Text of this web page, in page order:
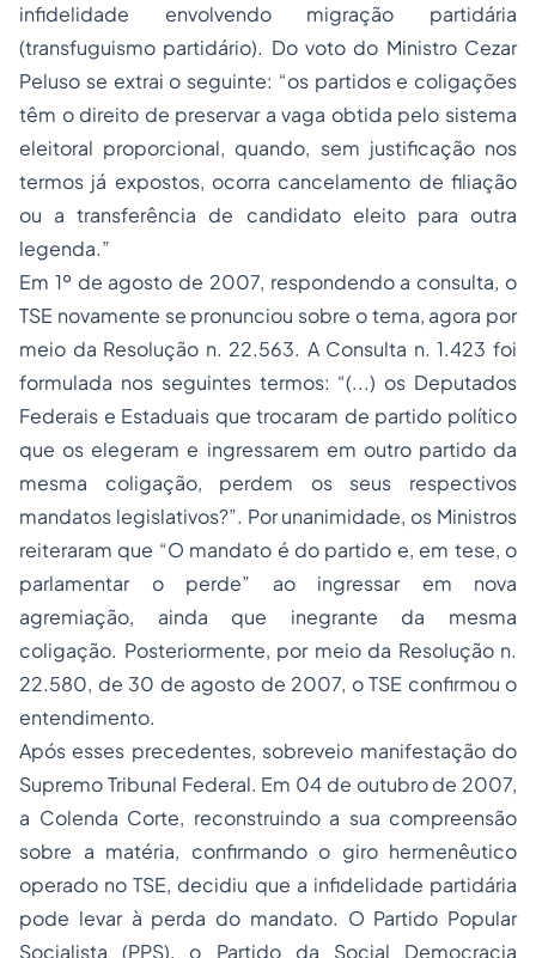
infidelidade envolvendo migração partidária
(transfuguismo partidário). Do voto do Ministro Cezar
Peluso se extrai o seguinte: “os partidos e coligações
têm o direito de preservar a vaga obtida pelo sistema
eleitoral proporcional, quando, sem justificação nos
termos já expostos, ocorra cancelamento de filiação
ou a transferência de candidato eleito para outra
legenda.”
Em 1º de agosto de 2007, respondendo a consulta, o
TSE novamente se pronunciou sobre o tema, agora por
meio da Resolução n. 22.563. A Consulta n. 1.423 foi
formulada nos seguintes termos: “(...) os Deputados
Federais e Estaduais que trocaram de partido político
que os elegeram e ingressarem em outro partido da
mesma coligação, perdem os seus respectivos
mandatos legislativos?”. Por unanimidade, os Ministros
reiteraram que “O mandato é do partido e, em tese, o
parlamentar o perde” ao ingressar em nova
agremiação, ainda que inegrante da mesma
coligação. Posteriormente, por meio da Resolução n.
22.580, de 30 de agosto de 2007, o TSE confirmou o
entendimento.
Após esses precedentes, sobreveio manifestação do
Supremo Tribunal Federal. Em 04 de outubro de 2007,
a Colenda Corte, reconstruindo a sua compreensão
sobre a matéria, confirmando o giro hermenêutico
operado no TSE, decidiu que a infidelidade partidária
pode levar à perda do mandato. O Partido Popular
Socialista (PPS), o Partido da Social Democracia